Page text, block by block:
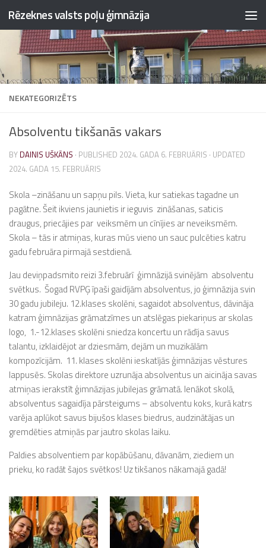
Skip to content
Rēzeknes valsts poļu ģimnāzija
NEKATEGORIZĒTS
Absolventu tikšanās vakars
BY DAINIS UŠKĀNS · PUBLISHED 2024. GADA 6. FEBRUĀRIS · UPDATED
2024. GADA 15. FEBRUĀRIS
Skola –zināšanu un sapņu pils. Vieta, kur satiekas tagadne un
pagātne. Šeit ikviens jaunietis ir ieguvis zināšanas, saticis
draugus, priecājies par veiksmēm un cīnījies ar neveiksmēm.
Skola – tās ir atmiņas, kuras mūs vieno un sauc pulcēties katru
gadu februāra pirmajā sestdienā.
Jau deviņpadsmito reizi 3.februārī ģimnāzijā svinējām absolventu
svētkus. Šogad RVPĢ īpaši gaidījām absolventus, jo ģimnāzija svin
30 gadu jubileju. 12.klases skolēni, sagaidot absolventus, dāvināja
katram ģimnāzijas grāmatzīmes un atslēgas piekariņus ar skolas
logo, 1.-12.klases skolēni sniedza koncertu un rādīja savus
talantu, izklaidējot ar dziesmām, dejām un muzikālām
kompozīcijām. 11. klases skolēni ieskatījās ģimnāzijas vēstures
lappusēs. Skolas direktore uzrunāja absolventus un aicināja savas
atmiņas ierakstīt ģimnāzijas jubilejas grāmatā. Ienākot skolā,
absolventus sagaidīja pārsteigums – absolventu koks, kurā katrs
varēja aplūkot savus bijušos klases biedrus, audzinātājas un
gremdēties atmiņās par jautro skolas laiku.
Paldies absolventiem par kopābūšanu, dāvanām, ziediem un
prieku, ko radāt šajos svētkos! Uz tikšanos nākamajā gadā!